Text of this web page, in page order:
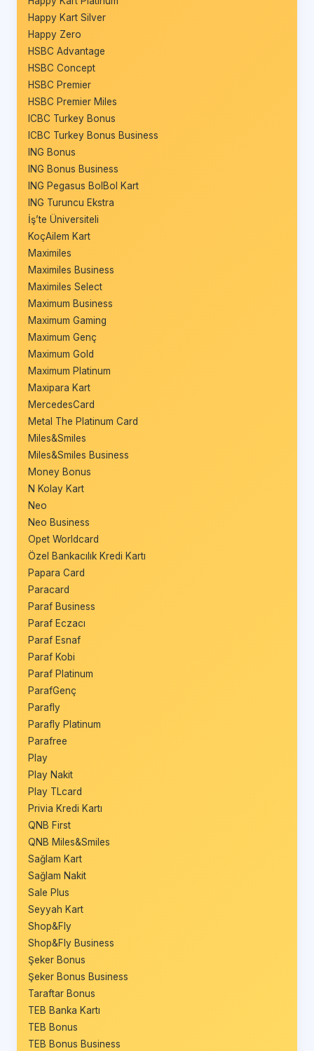
Happy Kart Silver
Happy Zero
HSBC Advantage
HSBC Concept
HSBC Premier
HSBC Premier Miles
ICBC Turkey Bonus
ICBC Turkey Bonus Business
ING Bonus
ING Bonus Business
ING Pegasus BolBol Kart
ING Turuncu Ekstra
İş’te Üniversiteli
KoçAilem Kart
Maximiles
Maximiles Business
Maximiles Select
Maximum Business
Maximum Gaming
Maximum Genç
Maximum Gold
Maximum Platinum
Maxipara Kart
MercedesCard
Metal The Platinum Card
Miles&Smiles
Miles&Smiles Business
Money Bonus
N Kolay Kart
Neo
Neo Business
Opet Worldcard
Özel Bankacılık Kredi Kartı
Papara Card
Paracard
Paraf Business
Paraf Eczacı
Paraf Esnaf
Paraf Kobi
Paraf Platinum
ParafGenç
Parafly
Parafly Platinum
Parafree
Play
Play Nakit
Play TLcard
Privia Kredi Kartı
QNB First
QNB Miles&Smiles
Sağlam Kart
Sağlam Nakit
Sale Plus
Seyyah Kart
Shop&Fly
Shop&Fly Business
Şeker Bonus
Şeker Bonus Business
Taraftar Bonus
TEB Banka Kartı
TEB Bonus
TEB Bonus Business